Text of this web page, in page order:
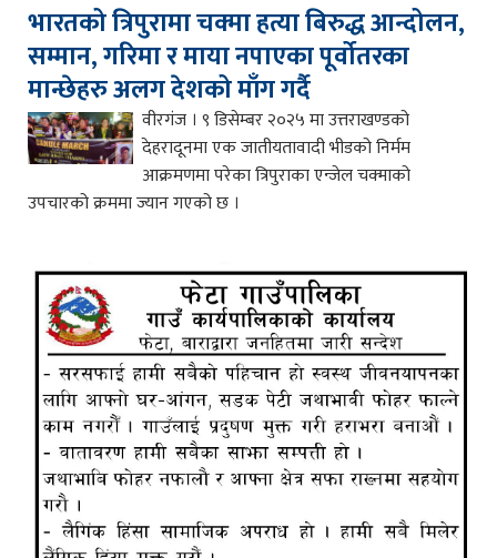
भारतको त्रिपुरामा चक्मा हत्या बिरुद्ध आन्दोलन,
सम्मान, गरिमा र माया नपाएका पूर्वोतरका
मान्छेहरु अलग देशको माँग गर्दै
वीरगंज । ९ डिसेम्बर २०२५ मा उत्तराखण्डको
देहरादूनमा एक जातीयतावादी भीडको निर्मम
आक्रमणमा परेका त्रिपुराका एन्जेल चक्माको
उपचारको क्रममा ज्यान गएको छ ।